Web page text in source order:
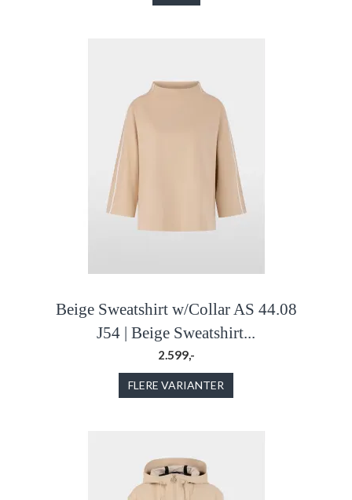
Beige Sweatshirt w/Collar AS 44.08
J54 | Beige Sweatshirt...
2.599,-
FLERE VARIANTER